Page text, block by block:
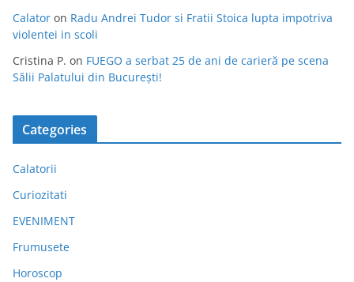
Calator on Radu Andrei Tudor si Fratii Stoica lupta impotriva
violentei in scoli
Cristina P. on FUEGO a serbat 25 de ani de carieră pe scena
Sălii Palatului din București!
Categories
Calatorii
Curiozitati
EVENIMENT
Frumusete
Horoscop